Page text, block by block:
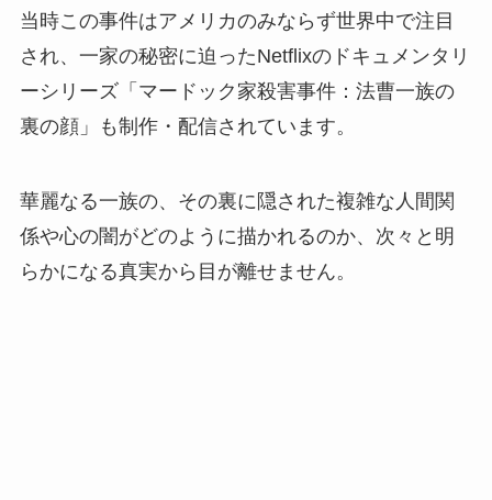
当時この事件はアメリカのみならず世界中で注目
され、一家の秘密に迫ったNetflixのドキュメンタリ
ーシリーズ「マードック家殺害事件：法曹一族の
裏の顔」も制作・配信されています。
華麗なる一族の、その裏に隠された複雑な人間関
係や心の闇がどのように描かれるのか、次々と明
らかになる真実から目が離せません。